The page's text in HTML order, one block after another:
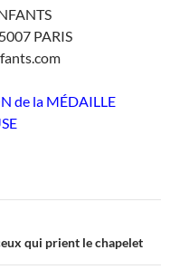
PARIS
de la MÉDAILLE
qui prient le chapelet